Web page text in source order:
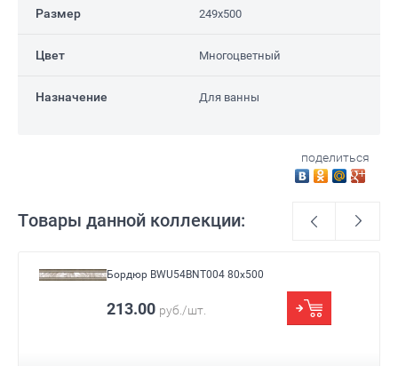
Размер 249x500
Цвет Многоцветный
Назначение Для ванны
поделиться
Товары данной коллекции:
Бордюр BWU54BNT004 80x500
Цвет Многоцветный
213.00 руб./шт.